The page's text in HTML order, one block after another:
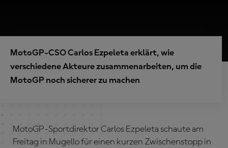
MotoGP-CSO Carlos Ezpeleta erklärt, wie
verschiedene Akteure zusammenarbeiten, um die
MotoGP noch sicherer zu machen
MotoGP-Sportdirektor Carlos Ezpeleta schaute am
Freitag in Mugello für einen kurzen Zwischenstopp in